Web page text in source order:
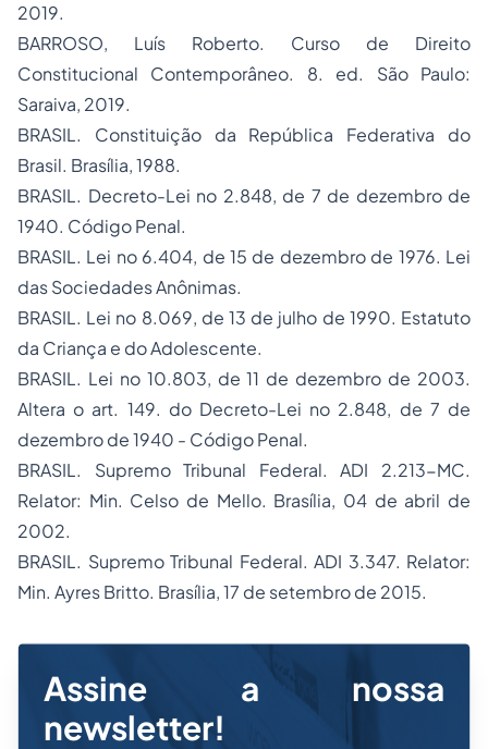
2019.
BARROSO, Luís Roberto. Curso de Direito
Constitucional Contemporâneo. 8. ed. São Paulo:
Saraiva, 2019.
BRASIL. Constituição da República Federativa do
Brasil. Brasília, 1988.
BRASIL. Decreto-Lei no 2.848, de 7 de dezembro de
1940. Código Penal.
BRASIL. Lei no 6.404, de 15 de dezembro de 1976. Lei
das Sociedades Anônimas.
BRASIL. Lei no 8.069, de 13 de julho de 1990. Estatuto
da Criança e do Adolescente.
BRASIL. Lei no 10.803, de 11 de dezembro de 2003.
Altera o art. 149. do Decreto-Lei no 2.848, de 7 de
dezembro de 1940 - Código Penal.
BRASIL. Supremo Tribunal Federal. ADI 2.213-MC.
Relator: Min. Celso de Mello. Brasília, 04 de abril de
2002.
BRASIL. Supremo Tribunal Federal. ADI 3.347. Relator:
Min. Ayres Britto. Brasília, 17 de setembro de 2015.
Assine a nossa
newsletter!